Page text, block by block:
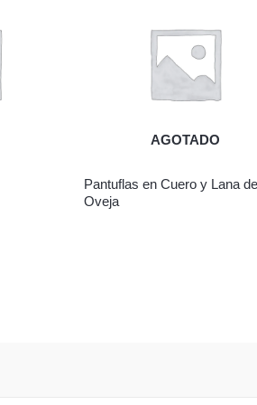
AGOTADO
Pantuflas en Cuero y Lana
Oveja